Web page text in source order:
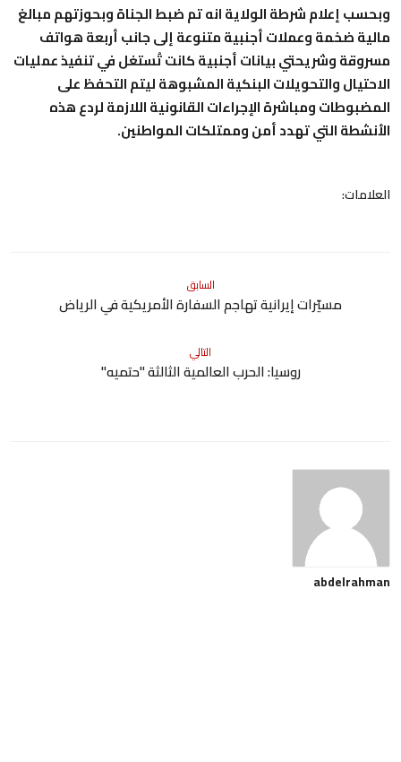
وبحسب إعلام شرطة الولاية انه تم ضبط الجناة وبحوزتهم مبالغ
مالية ضخمة وعملات أجنبية متنوعة إلى جانب أربعة هواتف
مسروقة وشريحتي بيانات أجنبية كانت تُستغل في تنفيذ عمليات
الاحتيال والتحويلات البنكية المشبوهة ليتم التحفظ على
المضبوطات ومباشرة الإجراءات القانونية اللازمة لردع هذه
الأنشطة التي تهدد أمن وممتلكات المواطنين.
العلامات:
السابق
مسيّرات إيرانية تهاجم السفارة الأمريكية في الرياض
التالي
روسيا: الحرب العالمية الثالثة "حتميه"
abdelrahman